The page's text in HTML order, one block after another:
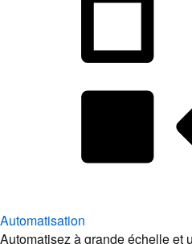
Automatisation
Automatisez à grande échelle et